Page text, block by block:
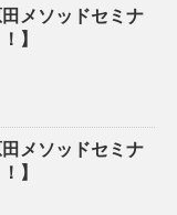
田メソッドセミナ
】
田メソッドセミナ
】